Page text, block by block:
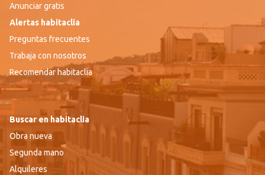
Anunciar gratis
Alertas habitaclia
Preguntas frecuentes
Trabaja con nosotros
Recomendar habitaclia
Buscar en habitaclia
Obra nueva
Segunda mano
Alquileres